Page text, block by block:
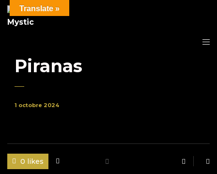
Piranas
1 octobre 2024
0 likes
Translate »